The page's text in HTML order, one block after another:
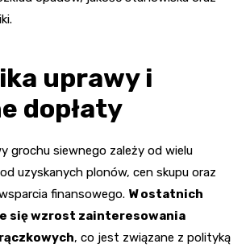
uprawy i
dopłaty
grochu siewnego zależy od wielu
uzyskanych plonów, cen skupu oraz
finansowego. W ostatnich
się wzrost zainteresowania
, co jest związane z polityką